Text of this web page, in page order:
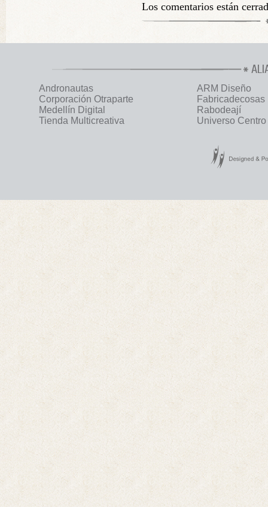
Los comentarios están
Andronautas
ARM Diseño
Corporación Otraparte
Fabricadecosas
Medellín Digital
Rabodeají
Tienda Multicreativa
Universo Centro